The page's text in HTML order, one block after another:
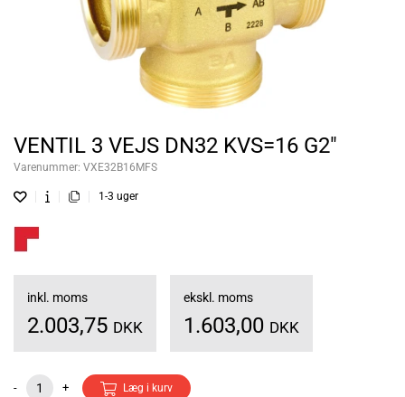
VENTIL 3 VEJS DN32 KVS=16 G2"
Varenummer: VXE32B16MFS
1-3 uger
inkl. moms
2.003,75 DKK
ekskl. moms
1.603,00 DKK
- + Læg i kurv